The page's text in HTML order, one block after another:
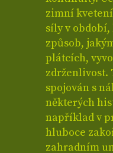
zimní
síly v
způsob,
plátcích,
zdrženlivost.
spojován s
některých
například v
hluboce
zahradním